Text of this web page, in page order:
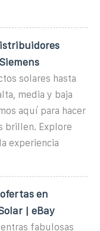
solares hasta
media y baja
aquí para hacer
brillen. Explore
experiencia
en
| eBay
fabulosas